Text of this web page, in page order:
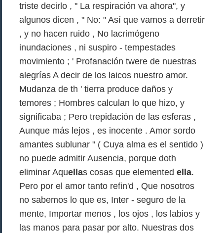
triste decirlo , " La respiración va ahora", y
algunos dicen , " No: " Así que vamos a derretir
, y no hacen ruido , No lacrimógeno
inundaciones , ni suspiro - tempestades
movimiento ; ' Profanación twere de nuestras
alegrías A decir de los laicos nuestro amor.
Mudanza de th ' tierra produce daños y
temores ; Hombres calculan lo que hizo, y
significaba ; Pero trepidación de las esferas ,
Aunque más lejos , es inocente . Amor sordo
amantes sublunar " ( Cuya alma es el sentido )
no puede admitir Ausencia, porque doth
eliminar Aquellas cosas que elemented ella.
Pero por el amor tanto refin'd , Que nosotros
no sabemos lo que es, Inter - seguro de la
mente, Importar menos , los ojos , los labios y
las manos para pasar por alto. Nuestras dos